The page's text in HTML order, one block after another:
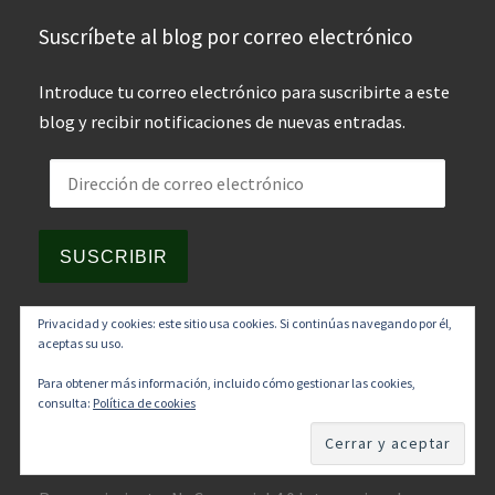
Suscríbete al blog por correo electrónico
Introduce tu correo electrónico para suscribirte a este
blog y recibir notificaciones de nuevas entradas.
Dirección de correo electrónico
SUSCRIBIR
Benjamín García
Garcíais licensed under aCreative Commons
Privacidad y cookies: este sitio usa cookies. Si continúas navegando por él,
aceptas su uso.
Para obtener más información, incluido cómo gestionar las cookies,
consulta: Política de cookies